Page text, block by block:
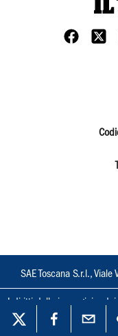
SAE Toscana S.r.l.,
I diritti delle immagini e dei
loro riproduzione con